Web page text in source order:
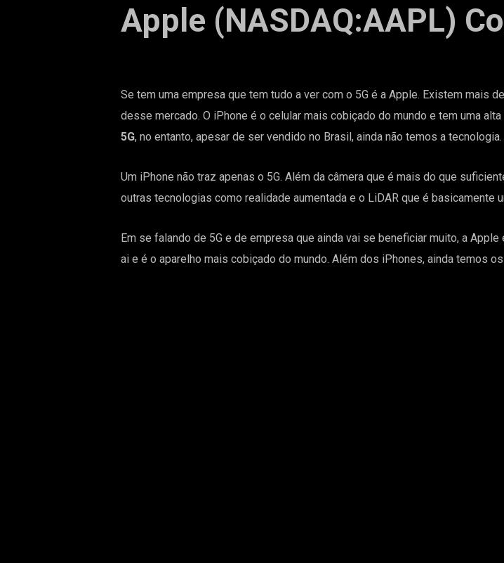
Apple (NASDAQ:AAPL)
Se tem uma empresa que tem tudo a ver com o 5G é a Apple. Existem mais
desse mercado. O iPhone é o celular mais cobiçado do mundo e tem uma
5G, no entanto, apesar de ser vendido no Brasil, ainda não temos a tecnologia.
Um iPhone não traz apenas o 5G. Além da câmera que é mais do que
outras tecnologias como realidade aumentada e o LiDAR que é basicamente
Em se falando de 5G e de empresa que ainda vai se beneficiar muito, a
ai e é o aparelho mais cobiçado do mundo. Além dos iPhones, ainda temos